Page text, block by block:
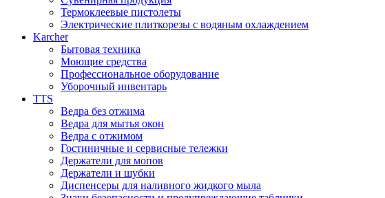
Термоклеевые пистолеты
Электрические плиткорезы с водяным охлаждением
Karcher
Бытовая техника
Моющие средства
Профессиональное оборудование
Уборочный инвентарь
TTS
Ведра без отжима
Ведра для мытья окон
Ведра с отжимом
Гостиничные и сервисные тележки
Держатели для мопов
Держатели и шубки
Диспенсеры для наливного жидкого мыла